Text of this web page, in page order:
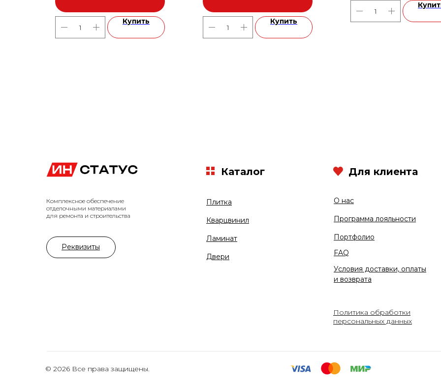
Купить Купить
© 2026 Все права защищены.
Политика обработки
персональных данных
Комплексное обеспечение
отделочными материалами
для ремонта и строительства
Плитка
Кварцвинил
О нас
Ламинат
Программа лояльности
Двери
Портфолио
Условия доставки, оплаты
и возврата
FAQ
Каталог Для клиента
Реквизиты